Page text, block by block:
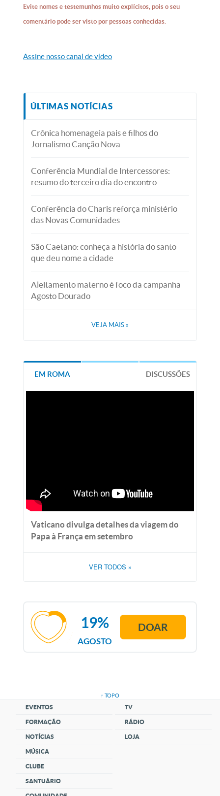
Evite nomes e testemunhos muito explícitos, pois o seu
comentário pode ser visto por pessoas conhecidas.
Assine nosso canal de vídeo
ÚLTIMAS NOTÍCIAS
Crônica homenageia pais e filhos do
Jornalismo Canção Nova
Conferência Mundial de Intercessores:
resumo do terceiro dia do encontro
Conferência do Charis reforça ministério
das Novas Comunidades
São Caetano: conheça a história do santo
que deu nome a cidade
Aleitamento materno é foco da campanha
Agosto Dourado
VEJA MAIS »
EM ROMA DISCUSSÕES
Vaticano divulga detalhes da viagem do
Papa à França em setembro
VER TODOS »
AGOSTO
19% DOAR
↑ TOPO
EVENTOS
FORMAÇÃO
NOTÍCIAS
MÚSICA
CLUBE
SANTUÁRIO
TV
RÁDIO
LOJA